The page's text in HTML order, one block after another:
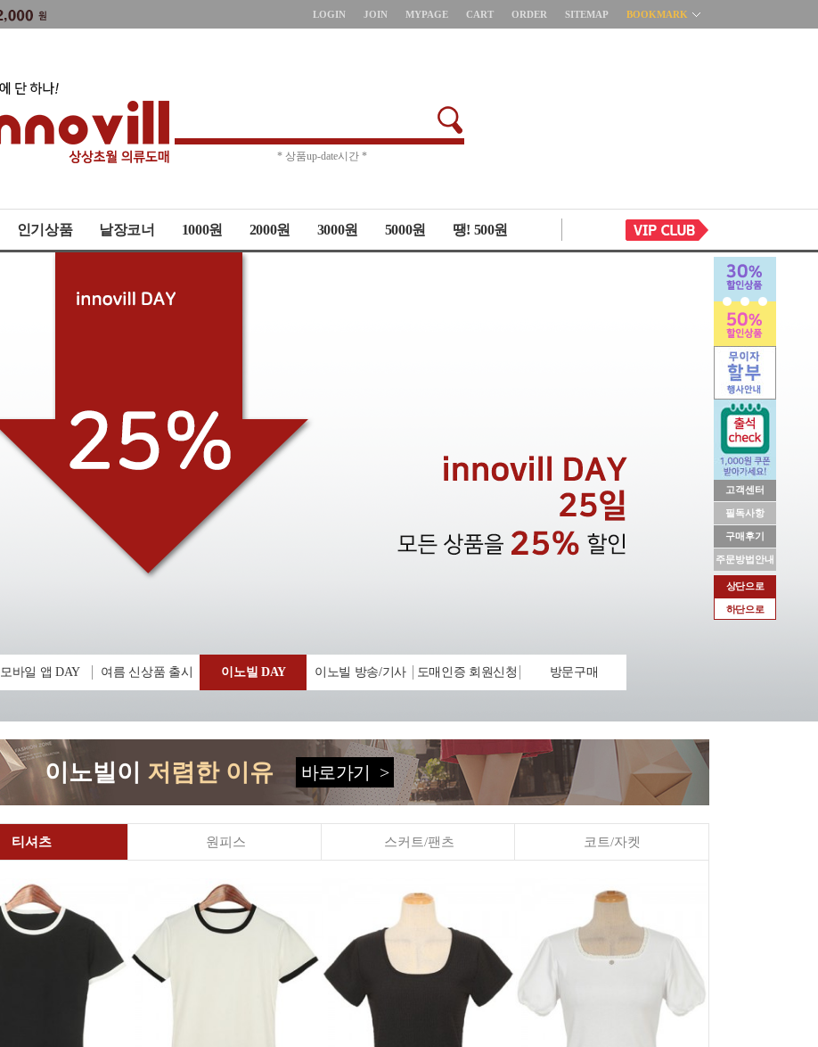
고객센터
필독사항
구매후기
주문방법안내
상단으로
하단으로
LOGIN JOIN MYPAGE CART ORDER SITEMAP BOOKMARK
* 주문취소 제한 *
인기상품 낱장코너 1000원 2000원 3000원 5000원 땡! 500원
모바일 앱 DAY 여름 신상품 출시 이노빌 DAY 이노빌 방송/기사 도매인증 회원신청 방문구매
이노빌이 저렴한 이유 바로가기 >
티셔츠 원피스 스커트/팬츠 코트/자켓